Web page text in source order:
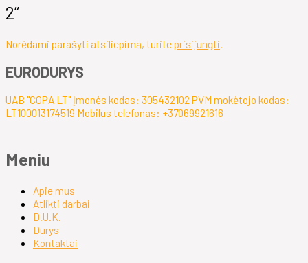
2”
Norėdami parašyti atsiliepimą, turiteprisijungti
EURODURYS
UAB "COPA LT" Įmonės kodas: 305432102 PVM mokėtojo kodas:
LT100013174519 Mobilus telefonas: +37069921616
Meniu
Apie mus
Atlikti darbai
D.U.K.
Durys
Kontaktai